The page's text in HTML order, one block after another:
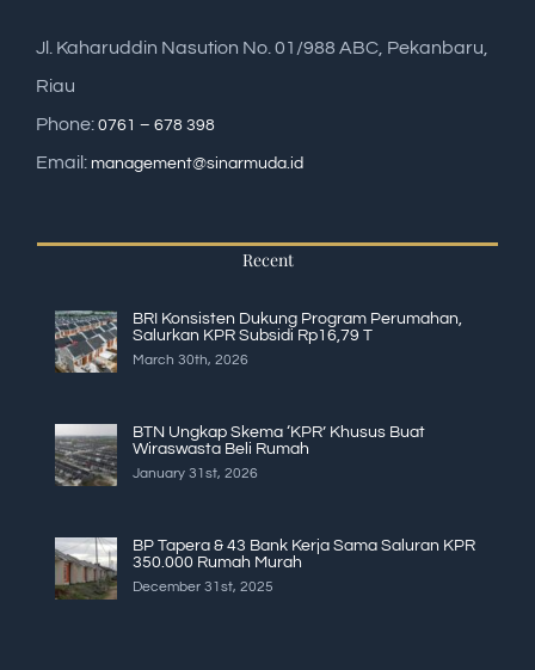
Jl. Kaharuddin Nasution No. 01/988 ABC, Pekanbaru,
Riau
Phone: 0761 – 678 398
Email: management@sinarmuda.id
Recent
BRI Konsisten Dukung Program Perumahan,
Salurkan KPR Subsidi Rp16,79 T
March 30th, 2026
BTN Ungkap Skema ‘KPR’ Khusus Buat
Wiraswasta Beli Rumah
January 31st, 2026
BP Tapera & 43 Bank Kerja Sama Saluran KPR
350.000 Rumah Murah
December 31st, 2025